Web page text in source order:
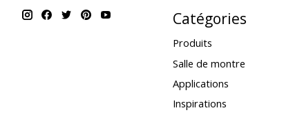
Catégories
Produits
Salle de montre
Applications
Inspirations